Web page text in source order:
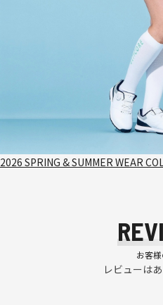
2026 SPRING & SUMMER WEAR
お客
レビューは